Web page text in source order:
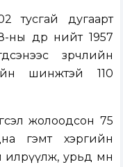
тусгай дугаарт
өдөр нийт 1957
зөрчлийн
шинжтэй 110
жолоодсон 75
гэмт хэргийн
урьд өмнө